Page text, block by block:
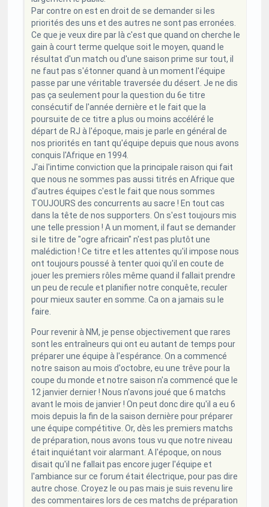
Par contre on est en droit de se demander si les
priorités des uns et des autres ne sont pas erronées.
Ce que je veux dire par là c'est que quand on cherche le
gain à court terme quelque soit le moyen, quand le
résultat d'un match ou d'une saison prime sur tout, il
ne faut pas s'étonner quand à un moment l'équipe
passe par une véritable traversée du désert. Je ne dis
pas ça seulement pour la question du 6e titre
consécutif de l'année dernière et le fait que la
poursuite de ce titre a plus ou moins accéléré le
départ de RJ à l'époque, mais je parle en général de
nos priorités en tant qu'équipe depuis que nous avons
conquis l'Afrique en 1994.
J'ai l'intime conviction que la principale raison qui fait
que nous ne sommes pas aussi titrés en Afrique que
d'autres équipes c'est le fait que nous sommes
TOUJOURS des concurrents au sacre ! En tout cas
dans la tête de nos supporters. On s'est toujours mis
une telle pression ! A un moment, il faut se demander
si le titre de "ogre africain" n'est pas plutôt une
malédiction ! Ce titre et les attentes qu'il impose nous
ont toujours poussé à tenter quoi qu'il en coute de
jouer les premiers rôles même quand il fallait prendre
un peu de recule et planifier notre conquête, reculer
pour mieux sauter en somme. Ca on a jamais su le
faire.
Pour revenir à NM, je pense objectivement que rares
sont les entraîneurs qui ont eu autant de temps pour
préparer une équipe à l'espérance. On a commencé
notre saison au mois d'octobre, eu une trêve pour la
coupe du monde et notre saison n'a commencé que le
12 janvier dernier ! Nous n'avons joué que 6 matchs
avant le mois de janvier ! On peut donc dire qu'il a eu 6
mois depuis la fin de la saison dernière pour préparer
une équipe compétitive. Or, dès les premiers matchs
de préparation, nous avons tous vu que notre niveau
était inquiétant voir alarmant. A l'époque, on nous
disait qu'il ne fallait pas encore juger l'équipe et
l'ambiance sur ce forum était électrique, pour pas dire
autre chose. Croyez le ou pas mais je suis revenu lire
des commentaires lors de ces matchs de préparation